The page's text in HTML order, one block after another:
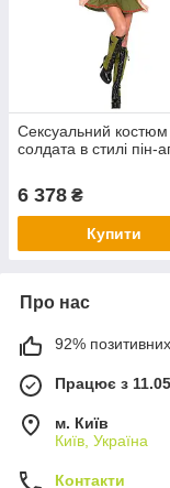
Сексуальний костюм
солдата в стилі пін-
6 378 ₴
Купити
Про нас
92% позитивних
Працює з
м. Київ
Київ, Україна
Контакти